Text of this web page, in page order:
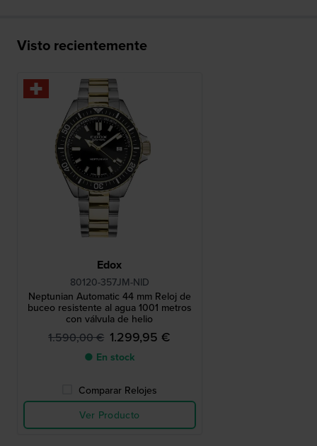
Visto recientemente
Edox
80120-357JM-NID
Neptunian Automatic 44 mm Reloj de
buceo resistente al agua 1001 metros
con válvula de helio
1.590,00 € 1.299,95 €
● En stock
Comparar Relojes
Ver Producto